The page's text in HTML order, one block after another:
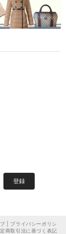
登録
| プライバシーポリシ
商取引法に基づく表記